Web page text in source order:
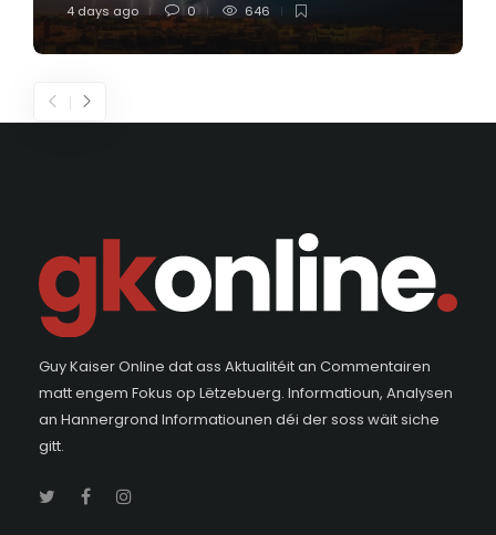
4 days ago 0 646
Guy Kaiser Online dat ass Aktualitéit an Commentairen
matt engem Fokus op Lëtzebuerg. Informatioun, Analysen
an Hannergrond Informatiounen déi der soss wäit siche
gitt.